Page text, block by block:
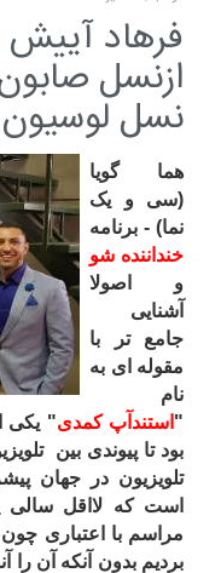
فرهاد
ازنسل
نسل
هما گویا
(سی و یک
نما) - برنامه
خنداننده شو
و اصولا
آشنایی
جامع تر با
مقوله ای به
نام
" استندآپ کمدی" یکی
بود تا پیوندی بین
تلویزیون در جهان
است که لااقل سالی
مراسم با اعتباری
بردیم بدون آنکه آن را